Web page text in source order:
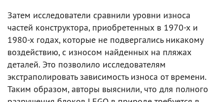
Затем исследователи сравнили уровни износа
частей конструктора, приобретенных в 1970-х и
1980-х годах, которые не подвергались никакому
воздействию, с износом найденных на пляжах
деталей. Это позволило исследователям
экстраполировать зависимость износа от времени.
Таким образом, авторы выяснили, что для полного